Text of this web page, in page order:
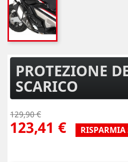
PROTEZIONE
SCARICO
129,90 €
123,41 € RISPARMIA